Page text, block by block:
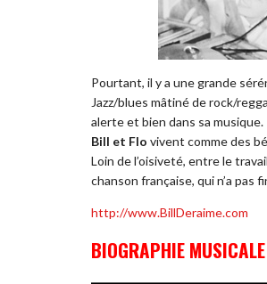
Pourtant, il y a une grande
Jazz/blues mâtiné de rock/
alerte et bien dans sa musique.
Bill et Flo vivent comme des
Loin de l’oisiveté, entre le
chanson française, qui n’a pas
http://www.BillDeraime.com
BIOGRAPHIE MUSICALE